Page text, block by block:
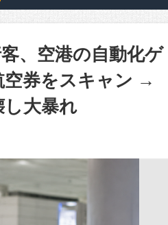
、空港の自動化ゲ
空券をスキャン →
大暴れ